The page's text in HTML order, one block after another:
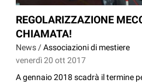
REGOLARIZZAZIONE
CHIAMATA!
News /Associazioni di mestiere
venerdì 20 ott 2017
A gennaio 2018 scadrà il termine